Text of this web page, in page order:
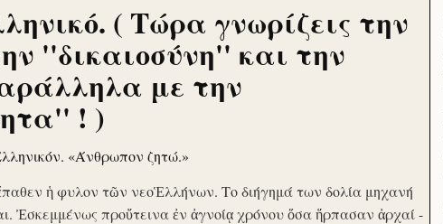
( Τώρα γνωρίζεις την
''δικαιοσύνη'' και την
με την
! )
«Άνθρωπον ζητώ.»
ἡ φυλον τῶν νεοἙλλήνων. Το διήγημά των δολία μηχανή
Ἐσκεμμένως προὔτεινα ἐν ἀγνοίᾳ χρόνου ὅσα ἥρπασαν ἀρχαί -